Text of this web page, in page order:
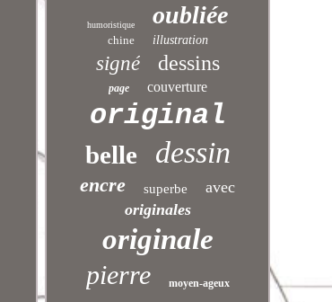
humoristique oubliée
chine illustration
signé dessins
page couverture
original
belle dessin
encre superbe
avec
originales
originale
pierre moyen-ageux